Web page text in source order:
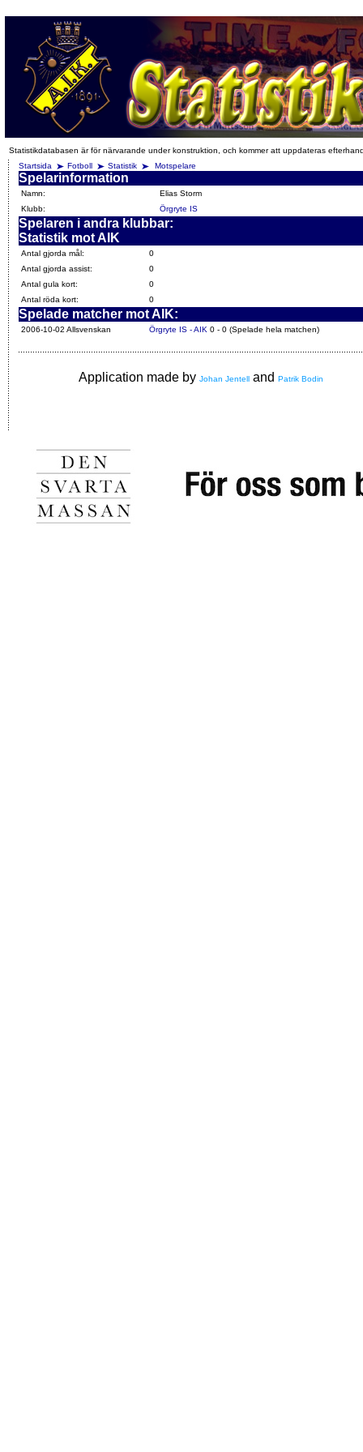
Statistikdatabasen är för närvarande under konstruktion, och kommer att uppdateras
Startsida
Fotboll Statistik Motspelare
Spelarinformation
Namn:
Elias Storm
Klubb:
Örgryte IS
Spelaren i andra klubbar:
Statistik mot AIK
Antal gjorda mål:
0
Antal gjorda assist:
0
Antal gula kort:
0
Antal röda kort:
0
Spelade matcher mot AIK:
2006-10-02 Allsvenskan Örgryte IS - AIK 0 - 0 (Spelade hela matchen)
Application made by Johan Jentell and Patrik Bodin